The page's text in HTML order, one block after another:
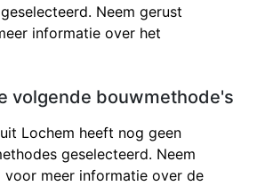
Neem gerust
informatie over het
volgende bouwmethode's
Lochem heeft nog geen
geselecteerd. Neem
meer informatie over de